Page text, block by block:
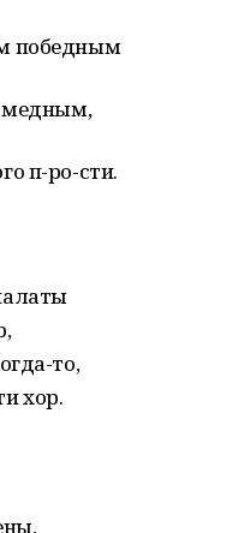
победным
медным,
п-ро-сти.
то,
хор.